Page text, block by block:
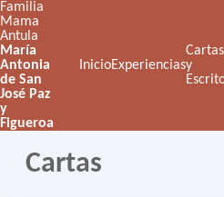
Familia
Mama
Antula
María
Antonia
de San
José Paz
y
Figueroa
InicioExperiencias
Cartas
y
Cartas